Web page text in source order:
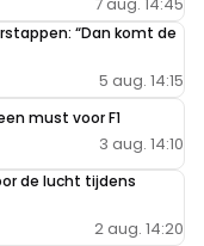
“Dan komt de
5 aug. 14:15
must voor F1
3 aug. 14:10
de lucht tijdens
2 aug. 14:20